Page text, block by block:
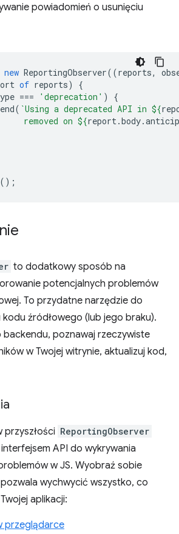
powiadomień o usunięciu
new ReportingObserver((reports,
of reports)
{
=== 'deprecation' )
{
( `Using a deprecated API in ${
removed on
${report.body.
();
to dodatkowy sposób na
potencjalnych problemów
To przydatne narzędzie do
źródłowego (lub jego braku).
backendu, poznawaj rzeczywiste
w Twojej witrynie, aktualizuj kod,
przyszłości ReportingObserver
API do wykrywania
w JS. Wyobraź sobie
wychwycić wszystko, co
aplikacji:
przeglądarce